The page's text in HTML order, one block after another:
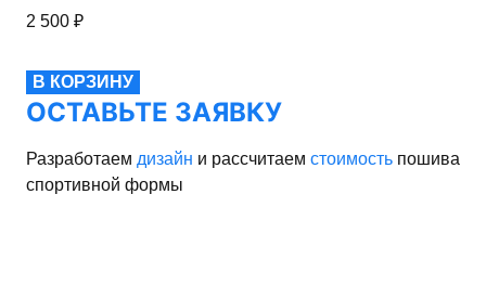
2 500 ₽
В КОРЗИНУ
ОСТАВЬТЕ ЗАЯВКУ
Разработаем дизайн и рассчитаем стоимость пошива
спортивной формы